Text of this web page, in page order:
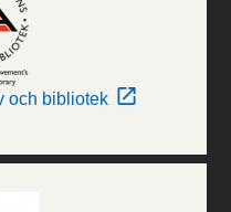
och bibliotek